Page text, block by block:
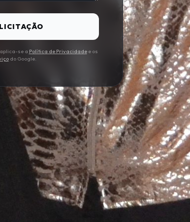
se a Política de Privacidadee os
do Google.